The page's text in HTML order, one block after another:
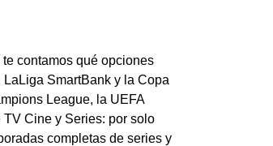
contamos qué opciones
SmartBank y la Copa
League, la UEFA
Cine y Series: por solo
completas de series y